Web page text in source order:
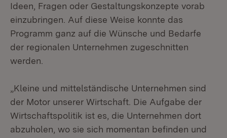
Ideen, Fragen oder Gestaltungskonzepte vorab
einzubringen. Auf diese Weise konnte das
Programm ganz auf die Wünsche und Bedarfe
der regionalen Unternehmen zugeschnitten
werden.
„Kleine und mittelständische Unternehmen sind
der Motor unserer Wirtschaft. Die Aufgabe der
Wirtschaftspolitik ist es, die Unternehmen dort
abzuholen, wo sie sich momentan befinden und